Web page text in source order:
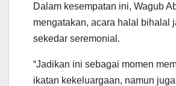
Dalam kesempatan ini, Wagub
mengatakan, acara halal bihalal
sekedar seremonial.
“Jadikan ini sebagai momen
ikatan kekeluargaan, namun